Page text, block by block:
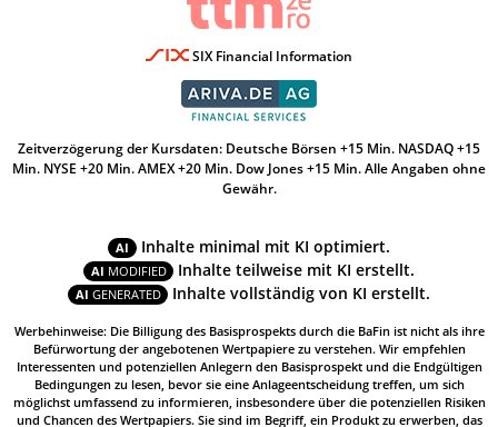
SIX Financial Information
Zeitverzögerung der Kursdaten: Deutsche Börsen +15 Min. NASDAQ +15
Min. NYSE +20 Min. AMEX +20 Min. Dow Jones +15 Min. Alle Angaben ohne
Gewähr.
AI Inhalte minimal mit KI optimiert.
AI MODIFIED Inhalte teilweise mit KI erstellt.
AI GENERATED Inhalte vollständig von KI erstellt.
Werbehinweise: Die Billigung des Basisprospekts durch die BaFin ist nicht als ihre
Befürwortung der angebotenen Wertpapiere zu verstehen. Wir empfehlen
Interessenten und potenziellen Anlegern den Basisprospekt und die Endgültigen
Bedingungen zu lesen, bevor sie eine Anlageentscheidung treffen, um sich
möglichst umfassend zu informieren, insbesondere über die potenziellen Risiken
und Chancen des Wertpapiers. Sie sind im Begriff, ein Produkt zu erwerben, das